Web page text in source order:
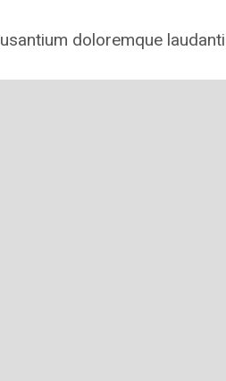
doloremque